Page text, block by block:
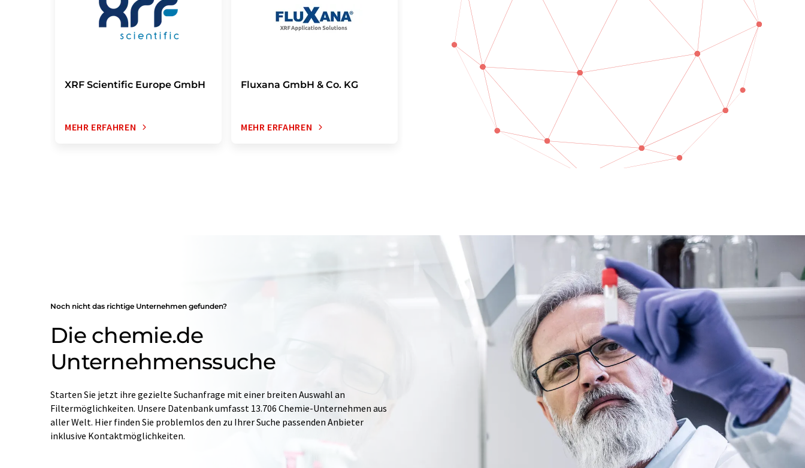
XRF Scientific Europe GmbH
MEHR ERFAHREN
Fluxana GmbH & Co. KG
MEHR ERFAHREN
Noch nicht das richtige Unternehmen gefunden?
Die chemie.de
Unternehmenssuche
Starten Sie jetzt ihre gezielte Suchanfrage mit einer breiten Auswahl an
Filtermöglichkeiten. Unsere Datenbank umfasst 13.706 Chemie-Unternehmen aus
aller Welt. Hier finden Sie problemlos den zu Ihrer Suche passenden Anbieter
inklusive Kontaktmöglichkeiten.